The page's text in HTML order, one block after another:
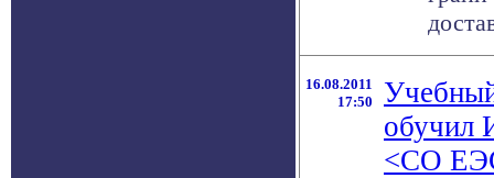
16.08.2011
17:50
обучил
<СО